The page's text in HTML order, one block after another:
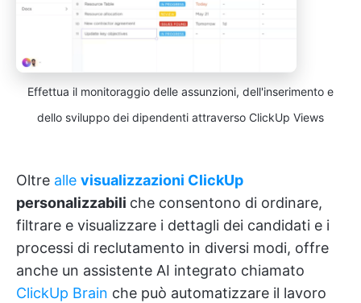
Effettua il monitoraggio delle assunzioni, dell'inserimento e
dello sviluppo dei dipendenti attraverso ClickUp Views
Oltre alle visualizzazioni ClickUp
personalizzabili che consentono di ordinare,
filtrare e visualizzare i dettagli dei candidati e i
processi di reclutamento in diversi modi, offre
anche un assistente AI integrato chiamato
ClickUp Brain che può automatizzare il lavoro